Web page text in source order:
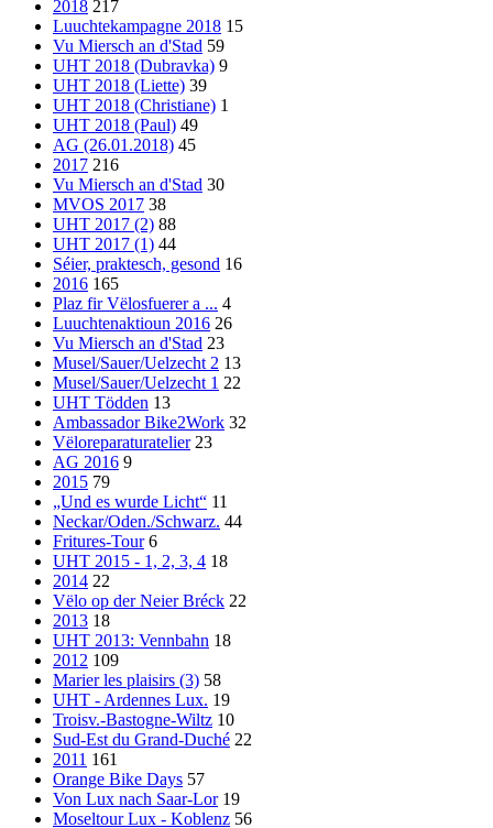
2018 217
Luuchtekampagne 2018 15
Vu Miersch an d'Stad 59
UHT 2018 (Dubravka) 9
UHT 2018 (Liette) 39
UHT 2018 (Christiane) 1
UHT 2018 (Paul) 49
AG (26.01.2018) 45
2017 216
Vu Miersch an d'Stad 30
MVOS 2017 38
UHT 2017 (2) 88
UHT 2017 (1) 44
Séier, praktesch, gesond 16
2016 165
Plaz fir Vëlosfuerer a ... 4
Luuchtenaktioun 2016 26
Vu Miersch an d'Stad 23
Musel/Sauer/Uelzecht 2 13
Musel/Sauer/Uelzecht 1 22
UHT Tödden 13
Ambassador Bike2Work 32
Vëloreparaturatelier 23
AG 2016 9
2015 79
„Und es wurde Licht“ 11
Neckar/Oden./Schwarz. 44
Fritures-Tour 6
UHT 2015 - 1, 2, 3, 4 18
2014 22
Vëlo op der Neier Bréck 22
2013 18
UHT 2013: Vennbahn 18
2012 109
Marier les plaisirs (3) 58
UHT - Ardennes Lux. 19
Troisv.-Bastogne-Wiltz 10
Sud-Est du Grand-Duché 22
2011 161
Orange Bike Days 57
Von Lux nach Saar-Lor 19
Moseltour Lux - Koblenz 56